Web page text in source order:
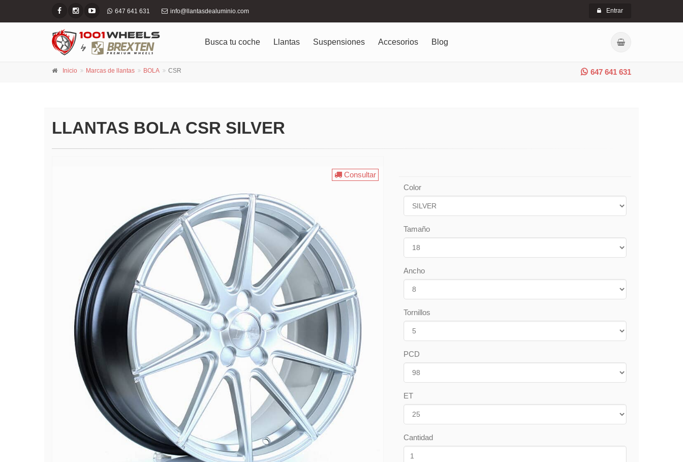
647 641 631 info@llantasdealuminio.com Entrar
Busca tu coche Llantas Suspensiones Accesorios Blog
647 641 631
Inicio Marcas de llantas BOLA CSR
LLANTAS BOLA CSR SILVER
Consultar
Color
Tamaño
Ancho
Tornillos
PCD
ET
Cantidad